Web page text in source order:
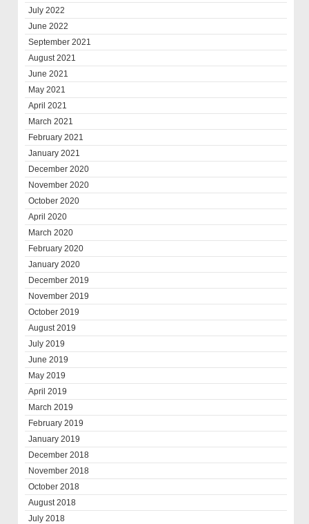
July 2022
June 2022
September 2021
August 2021
June 2021
May 2021
April 2021
March 2021
February 2021
January 2021
December 2020
November 2020
October 2020
April 2020
March 2020
February 2020
January 2020
December 2019
November 2019
October 2019
August 2019
July 2019
June 2019
May 2019
April 2019
March 2019
February 2019
January 2019
December 2018
November 2018
October 2018
August 2018
July 2018